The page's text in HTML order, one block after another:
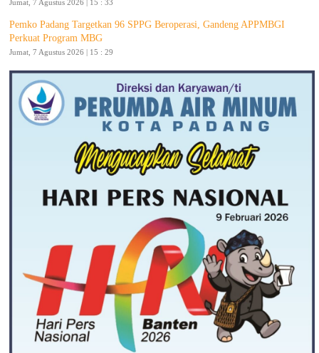
Jumat, 7 Agustus 2026 | 15 : 33
Pemko Padang Targetkan 96 SPPG Beroperasi, Gandeng APPMBGI
Perkuat Program MBG
Jumat, 7 Agustus 2026 | 15 : 29